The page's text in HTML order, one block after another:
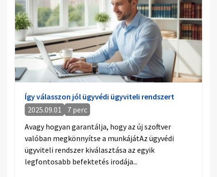
Így válasszon jól ügyvédi ügyviteli rendszert
2025.09.01
7 perc
Avagy hogyan garantálja, hogy az új szoftver
valóban megkönnyítse a munkájátAz ügyvédi
ügyviteli rendszer kiválasztása az egyik
legfontosabb befektetés irodája...